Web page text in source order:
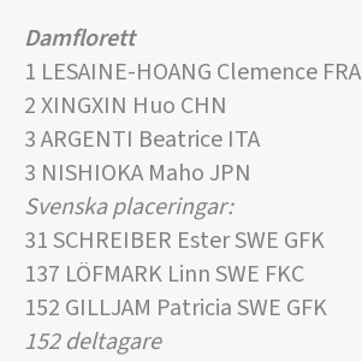
Damflorett
1 LESAINE-HOANG Clemence FRA
2 XINGXIN Huo CHN
3 ARGENTI Beatrice ITA
3 NISHIOKA Maho JPN
Svenska placeringar:
31 SCHREIBER Ester SWE GFK
137 LÖFMARK Linn SWE FKC
152 GILLJAM Patricia SWE GFK
152 deltagare